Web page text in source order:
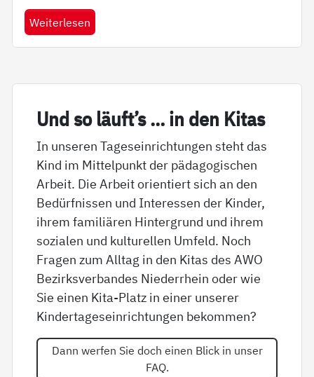
Weiterlesen
Und so läuft’s … in den Ki­tas
In unseren Tageseinrichtungen steht das
Kind im Mittelpunkt der pädagogischen
Arbeit. Die Arbeit orientiert sich an den
Bedürfnissen und Interessen der Kinder,
ihrem familiären Hintergrund und ihrem
sozialen und kulturellen Umfeld. Noch
Fragen zum Alltag in den Kitas des AWO
Bezirksverbandes Niederrhein oder wie
Sie einen Kita-Platz in einer unserer
Kindertageseinrichtungen bekommen?
Dann werfen Sie doch einen Blick in unser
FAQ.